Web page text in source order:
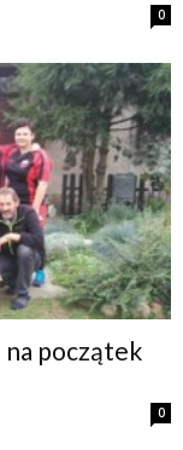
0
na początek
0